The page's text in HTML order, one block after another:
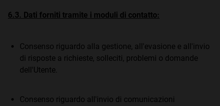
6.3. Dati forniti tramite i moduli di contatto:
Consenso riguardo alla gestione, all'evasione e all'invio
di risposte a richieste, solleciti, problemi o domande
dell'Utente.
Consenso riguardo all'invio di comunicazioni